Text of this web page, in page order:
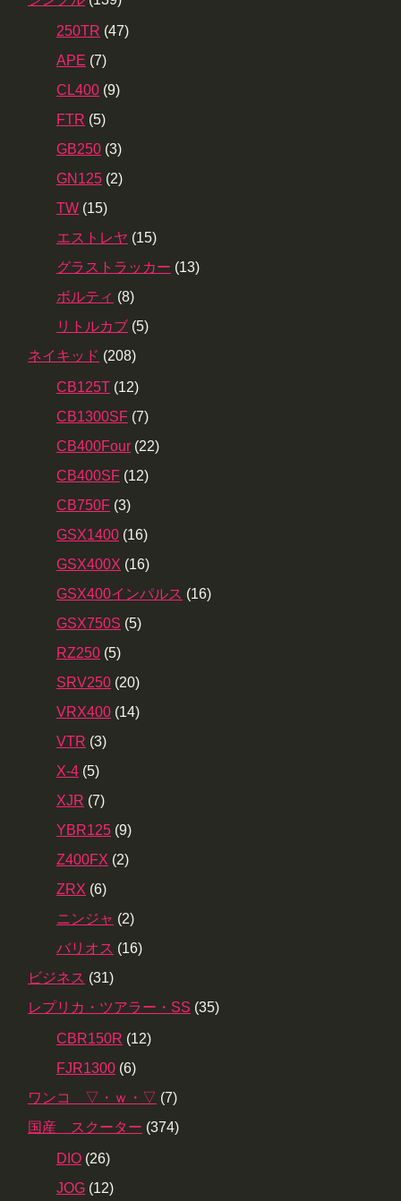
250TR (47)
APE (7)
CL400 (9)
FTR (5)
GB250 (3)
GN125 (2)
TW (15)
エストレヤ (15)
グラストラッカー (13)
ボルティ (8)
リトルカブ (5)
ネイキッド (208)
CB125T (12)
CB1300SF (7)
CB400Four (22)
CB400SF (12)
CB750F (3)
GSX1400 (16)
GSX400X (16)
GSX400インパルス (16)
GSX750S (5)
RZ250 (5)
SRV250 (20)
VRX400 (14)
VTR (3)
X-4 (5)
XJR (7)
YBR125 (9)
Z400FX (2)
ZRX (6)
ニンジャ (2)
バリオス (16)
ビジネス (31)
レプリカ・ツアラー・SS (35)
CBR150R (12)
FJR1300 (6)
ワンコ ▽・ｗ・▽ (7)
国産 スクーター (374)
DIO (26)
JOG (12)